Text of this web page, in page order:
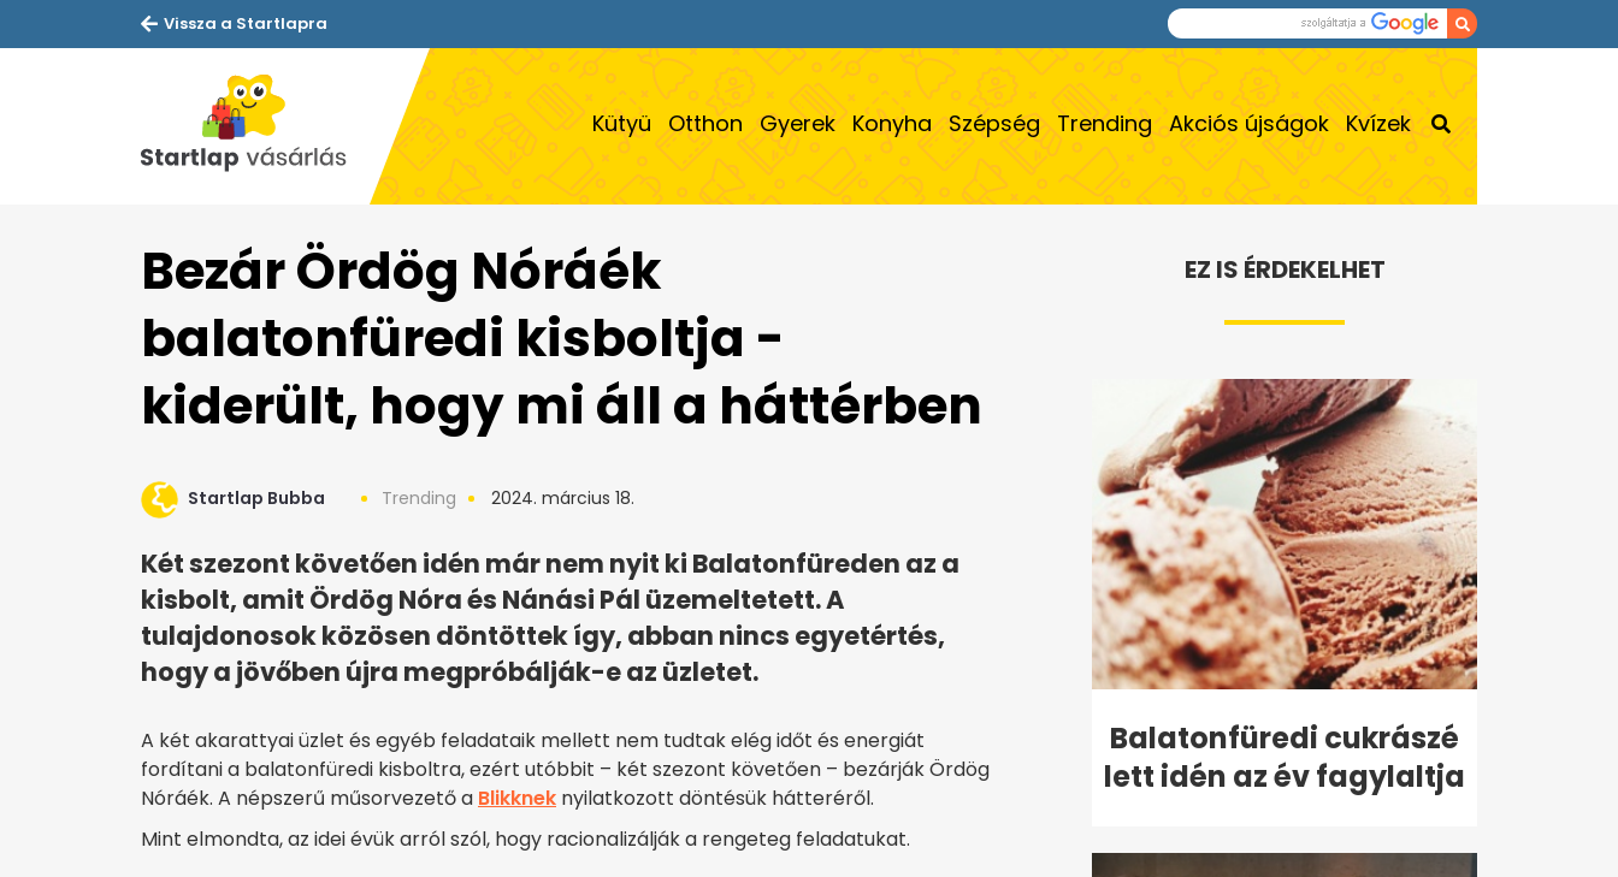
Vissza a Startlapra
Kütyü Otthon Gyerek Konyha Szépség Trending Akciós újságok Kvízek
Bezár Ördög Nóráék
balatonfüredi kisboltja -
kiderült, hogy mi áll a háttérben
Startlap Bubba Trending 2024. március 18.
Két szezont követően idén már nem nyit ki Balatonfüreden az a
kisbolt, amit Ördög Nóra és Nánási Pál üzemeltetett. A
tulajdonosok közösen döntöttek így, abban nincs egyetértés,
hogy a jövőben újra megpróbálják-e az üzletet.
A két akarattyai üzlet és egyéb feladataik mellett nem tudtak elég időt és energiát
fordítani a balatonfüredi kisboltra, ezért utóbbit – két szezont követően – bezárják Ördög
Nóráék. A népszerű műsorvezető a Blikknek nyilatkozott döntésük hátteréről.
Mint elmondta, az idei évük arról szól, hogy racionalizálják a rengeteg feladatukat.
EZ IS ÉRDEKELHET
Balatonfüredi cukrászé
lett idén az év fagylaltja